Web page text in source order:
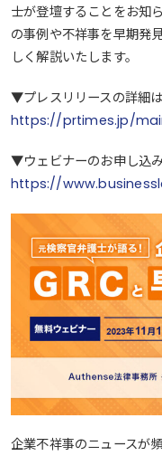
士が登壇することをお知
の事例や不祥事を早期発
しく解説いたします。
▼プレスリリースの詳細
https://prtimes.jp/
▼ウェビナーのお申し込
https://
企業不祥事のニュースが